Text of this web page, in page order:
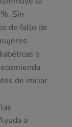
Sin
de fallo de
o
de iniciar
a